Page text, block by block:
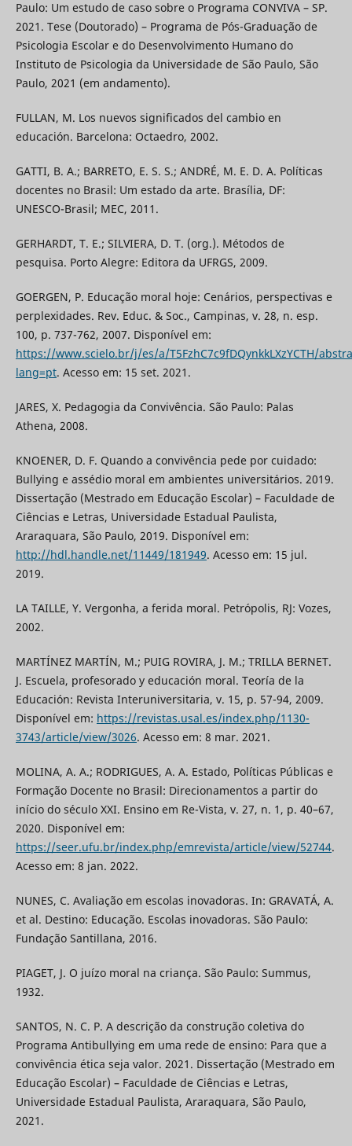
Paulo: Um estudo de caso sobre o Programa CONVIVA – SP.
2021. Tese (Doutorado) – Programa de Pós-Graduação de
Psicologia Escolar e do Desenvolvimento Humano do
Instituto de Psicologia da Universidade de São Paulo, São
Paulo, 2021 (em andamento).
FULLAN, M. Los nuevos significados del cambio en
educación. Barcelona: Octaedro, 2002.
GATTI, B. A.; BARRETO, E. S. S.; ANDRÉ, M. E. D. A. Políticas
docentes no Brasil: Um estado da arte. Brasília, DF:
UNESCO-Brasil; MEC, 2011.
GERHARDT, T. E.; SILVIERA, D. T. (org.). Métodos de
pesquisa. Porto Alegre: Editora da UFRGS, 2009.
GOERGEN, P. Educação moral hoje: Cenários, perspectivas e
perplexidades. Rev. Educ. & Soc., Campinas, v. 28, n. esp.
100, p. 737-762, 2007. Disponível em:
https://www.scielo.br/j/es/a/T5FzhC7c9fDQynkkLXzYCTH/
lang=pt. Acesso em: 15 set. 2021.
JARES, X. Pedagogia da Convivência. São Paulo: Palas
Athena, 2008.
KNOENER, D. F. Quando a convivência pede por cuidado:
Bullying e assédio moral em ambientes universitários. 2019.
Dissertação (Mestrado em Educação Escolar) – Faculdade de
Ciências e Letras, Universidade Estadual Paulista,
Araraquara, São Paulo, 2019. Disponível em:
http://hdl.handle.net/11449/181949. Acesso em: 15 jul.
2019.
LA TAILLE, Y. Vergonha, a ferida moral. Petrópolis, RJ: Vozes,
2002.
MARTÍNEZ MARTÍN, M.; PUIG ROVIRA, J. M.; TRILLA BERNET.
J. Escuela, profesorado y educación moral. Teoría de la
Educación: Revista Interuniversitaria, v. 15, p. 57-94, 2009.
Disponível em: https://revistas.usal.es/index.php/1130-
3743/article/view/3026. Acesso em: 8 mar. 2021.
MOLINA, A. A.; RODRIGUES, A. A. Estado, Políticas Públicas e
Formação Docente no Brasil: Direcionamentos a partir do
início do século XXI. Ensino em Re-Vista, v. 27, n. 1, p. 40–67,
2020. Disponível em:
https://seer.ufu.br/index.php/emrevista/article/view/52744.
Acesso em: 8 jan. 2022.
NUNES, C. Avaliação em escolas inovadoras. In: GRAVATÁ, A.
et al. Destino: Educação. Escolas inovadoras. São Paulo:
Fundação Santillana, 2016.
PIAGET, J. O juízo moral na criança. São Paulo: Summus,
1932.
SANTOS, N. C. P. A descrição da construção coletiva do
Programa Antibullying em uma rede de ensino: Para que a
convivência ética seja valor. 2021. Dissertação (Mestrado em
Educação Escolar) – Faculdade de Ciências e Letras,
Universidade Estadual Paulista, Araraquara, São Paulo,
2021.